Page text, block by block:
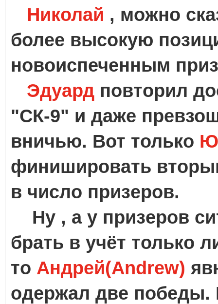
Николай , можно
более высокую
новоиспеченным
Эдуард повторил
"СК-9" и даже
вничью. Вот только
финишировать
в число призеров.
Ну , а у призеров
брать в учёт только
то Андрей(Andrew)
одержал две победы.